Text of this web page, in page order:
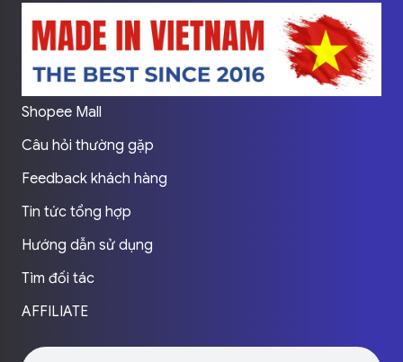
Shopee Mall
Câu hỏi thường gặp
Feedback khách hàng
Tin tức tổng hợp
Hướng dẫn sử dụng
Tìm đối tác
AFFILIATE